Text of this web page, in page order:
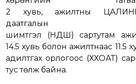
2 хувь, ажилтны
даатгалын
шимтгэл (НДШ) сартутам
14.5 хувь болон ажилтнаас 11.5
адилтгах орлогоос (ХХОАТ) сар
тус төлж байна.